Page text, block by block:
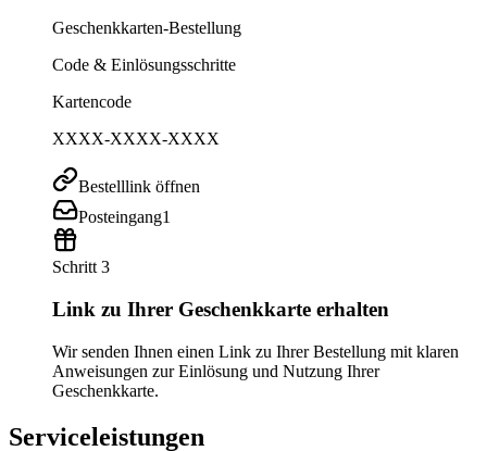
Geschenkkarten-Bestellung
Code & Einlösungsschritte
Kartencode
XXXX-XXXX-XXXX
Bestelllink öffnen
Posteingang1
Schritt 3
Link zu Ihrer Geschenkkarte erhalten
Wir senden Ihnen einen Link zu Ihrer Bestellung mit klaren
Anweisungen zur Einlösung und Nutzung Ihrer
Geschenkkarte.
Serviceleistungen